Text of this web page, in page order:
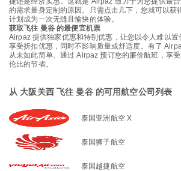
的需求量身定制的原因。只需点击几下，您就可以获
计划成为一次无缝且愉快的体验。
获取飞往 曼谷 的最便宜机票
Airpaz 提供独家优惠和特别优惠，让您以令人难以置
享受折扣优惠，同时不影响质量或舒适度。有了
从未如此简单。通过 Airpaz 预订您的廉价航班，享
伦比的节省。
从 大阪关西 飞往 曼谷 的可用航空公司列表
泰国亚洲航空 X
泰国狮子航空
泰国越捷航空